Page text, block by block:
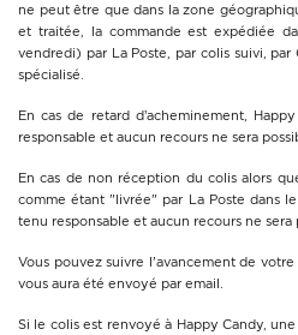
ne peut être que dans la zone
et traitée, la commande est expédiée
vendredi) par La Poste, par colis suivi,
spécialisé.
En cas de retard d’acheminement,
responsable et aucun recours ne sera
En cas de non réception du colis alors
comme étant "livrée" par La Poste dans
tenu responsable et aucun recours ne sera
Vous pouvez suivre l'avancement de
vous aura été envoyé par email.
Si le colis est renvoyé à Happy Candy,